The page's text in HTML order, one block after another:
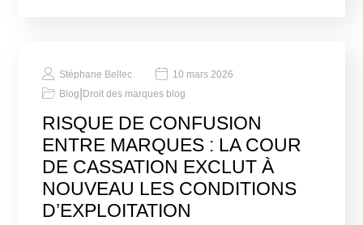
Stéphane Bellec
10 mars 2026
Blog Droit des marques blog
RISQUE DE CONFUSION
ENTRE MARQUES : LA COUR
DE CASSATION EXCLUT À
NOUVEAU LES CONDITIONS
D’EXPLOITATION